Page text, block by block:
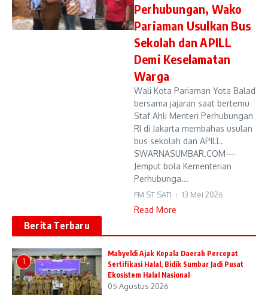
Perhubungan, Wako
Pariaman Usulkan Bus
Sekolah dan APILL
Demi Keselamatan
Warga
Wali Kota Pariaman Yota Balad
bersama jajaran saat bertemu
Staf Ahli Menteri Perhubungan
RI di Jakarta membahas usulan
bus sekolah dan APILL.
SWARNASUMBAR.COM—
Jemput bola Kementerian
Perhubunga...
FM ST SATI 13 Mei 2026
Read More
Berita Terbaru
1
Mahyeldi Ajak Kepala Daerah Percepat
Sertifikasi Halal, Bidik Sumbar Jadi Pusat
Ekosistem Halal Nasional
05 Agustus 2026